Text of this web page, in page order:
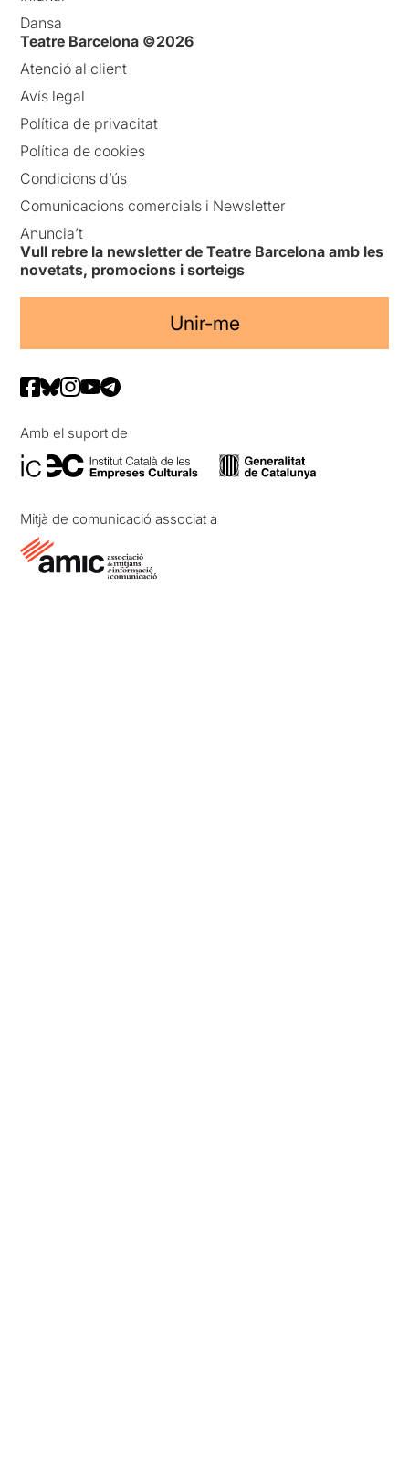
Dansa
Teatre Barcelona ©2026
Atenció al client
Avís legal
Política de privacitat
Política de cookies
Condicions d’ús
Comunicacions comercials i Newsletter
Anuncia’t
Vull rebre la newsletter de Teatre Barcelona amb les
novetats, promocions i sorteigs
Unir-me
Amb el suport de
Mitjà de comunicació associat a